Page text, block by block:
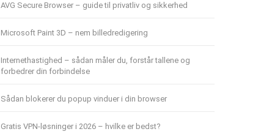
AVG Secure Browser – guide til privatliv og sikkerhed
Microsoft Paint 3D – nem billedredigering
Internethastighed – sådan måler du, forstår tallene og
forbedrer din forbindelse
Sådan blokerer du popup vinduer i din browser
Gratis VPN-løsninger i 2026 – hvilke er bedst?